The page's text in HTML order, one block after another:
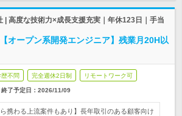
| 高度な技術力×成長支援充実｜年休123日｜手当
オープン系開発エンジニア】残業月20H以
歴不問 完全週休2日制 リモートワーク可
終了予定日： 2026/11/09
ら携わる上流案件もあり】長年取引のある顧客向け